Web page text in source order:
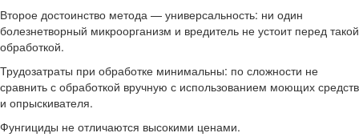
Второе достоинство метода — универсальность: ни один
болезнетворный микроорганизм и вредитель не устоит перед такой
обработкой.
Трудозатраты при обработке минимальны: по сложности не
сравнить с обработкой вручную с использованием моющих средств
и опрыскивателя.
Фунгициды не отличаются высокими ценами.